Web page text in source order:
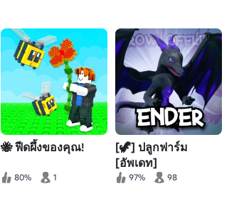
🐝 ฟีดผึ้งของคุณ!
80% 1
[🦖] ปลูกฟาร์ม
[อัพเดท]
97% 98